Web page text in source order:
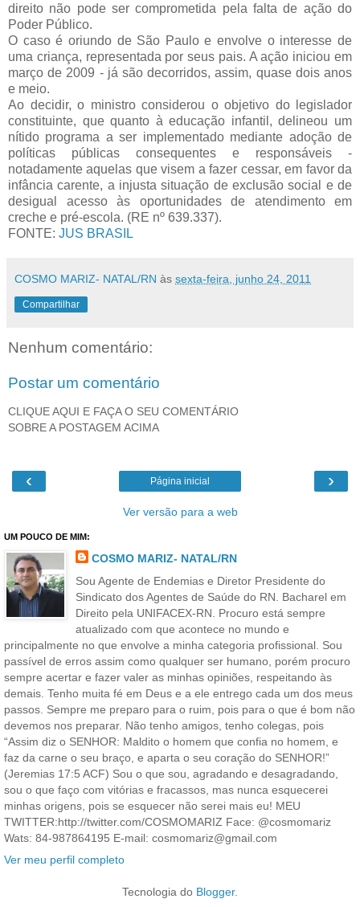
direito não pode ser comprometida pela falta de ação do
Poder Público.
O caso é oriundo de São Paulo e envolve o interesse de
uma criança, representada por seus pais. A ação iniciou em
março de 2009 - já são decorridos, assim, quase dois anos
e meio.
Ao decidir, o ministro considerou o objetivo do legislador
constituinte, que quanto à educação infantil, delineou um
nítido programa a ser implementado mediante adoção de
políticas públicas consequentes e responsáveis -
notadamente aquelas que visem a fazer cessar, em favor da
infância carente, a injusta situação de exclusão social e de
desigual acesso às oportunidades de atendimento em
creche e pré-escola. (RE nº 639.337).
FONTE: JUS BRASIL
COSMO MARIZ- NATAL/RN às sexta-feira, junho 24, 2011
Compartilhar
Nenhum comentário:
Postar um comentário
CLIQUE AQUI E FAÇA O SEU COMENTÁRIO
SOBRE A POSTAGEM ACIMA
‹ ›
Página inicial
Ver versão para a web
UM POUCO DE MIM:
COSMO MARIZ- NATAL/RN
Sou Agente de Endemias e Diretor Presidente do
Sindicato dos Agentes de Saúde do RN. Bacharel em
Direito pela UNIFACEX-RN. Procuro está sempre
atualizado com que acontece no mundo e
principalmente no que envolve a minha categoria profissional. Sou
passível de erros assim como qualquer ser humano, porém procuro
sempre acertar e fazer valer as minhas opiniões, respeitando às
demais. Tenho muita fé em Deus e a ele entrego cada um dos meus
passos. Sempre me preparo para o ruim, pois para o que é bom não
devemos nos preparar. Não tenho amigos, tenho colegas, pois
“Assim diz o SENHOR: Maldito o homem que confia no homem, e
faz da carne o seu braço, e aparta o seu coração do SENHOR!”
(Jeremias 17:5 ACF) Sou o que sou, agradando e desagradando,
sou o que faço com vitórias e fracassos, mas nunca esquecerei
minhas origens, pois se esquecer não serei mais eu! MEU
TWITTER:http://twitter.com/COSMOMARIZ Face: @cosmomariz
Wats: 84-987864195 E-mail: cosmomariz@gmail.com
Ver meu perfil completo
Tecnologia do Blogger.